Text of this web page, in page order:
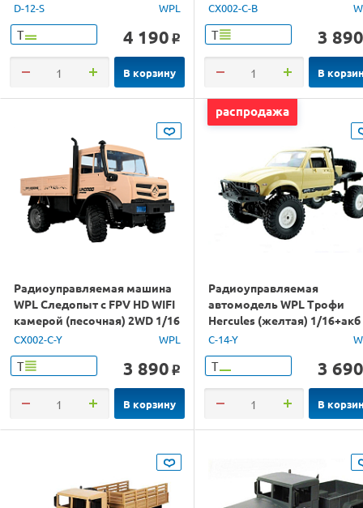
D-12-S WPL
Т 4 190 o
В корзину
2.4G RTR
CX002-C-B
Т 3 890
В
Радиоуправляемая машина
WPL Следопыт с FPV HD WIFI
камерой (песочная) 2WD 1/16
2.4G RTR
CX002-C-Y WPL
Т 3 890 o
В корзину
распродажа
Радиоуправляемая
автомодель WPL Трофи
Hercules (желтая) 1/16+акб
2.4G RTR
C-14-Y
Т 3 690
В